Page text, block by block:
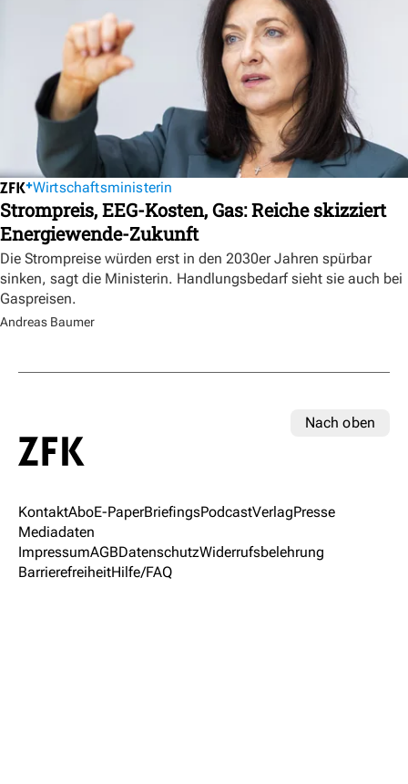
Wirtschaftsministerin
Strompreis, EEG-Kosten, Gas: Reiche skizziert
Energiewende-Zukunft
Die Strompreise würden erst in den 2030er Jahren spürbar
sinken, sagt die Ministerin. Handlungsbedarf sieht sie auch bei
Gaspreisen.
Andreas Baumer
Nach oben
KontaktAboE-PaperBriefingsPodcastVerlagPresse
Mediadaten
ImpressumAGBDatenschutzWiderrufsbelehrung
BarrierefreiheitHilfe/FAQ